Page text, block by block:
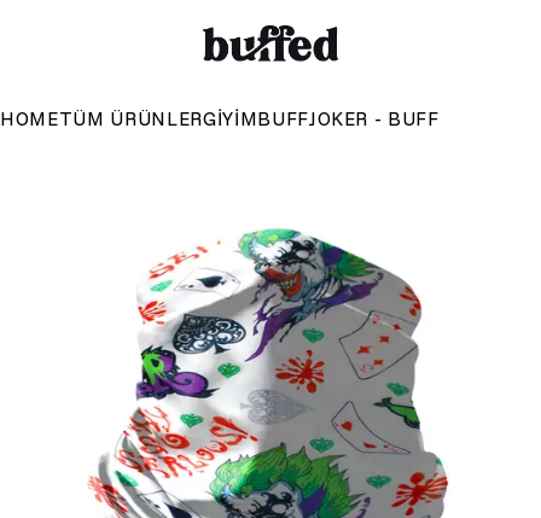
HOMETÜM ÜRÜNLERGIYIMBUFFJOKER - BUFF